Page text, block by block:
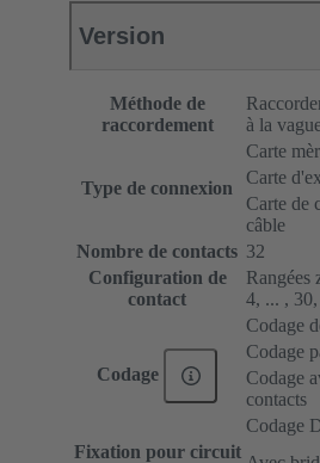
Version
Méthode de
raccordement
à la
Type de connexion
Carte
Carte
Carte de
câble
Nombre de contacts 32
Configuration de
contact
Rangées
4, ... ,
Codage
Codage
Codage
Codage
contacts
Codage
Fixation pour circuit